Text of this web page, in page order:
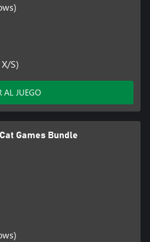
S)
AL JUEGO
Games Bundle